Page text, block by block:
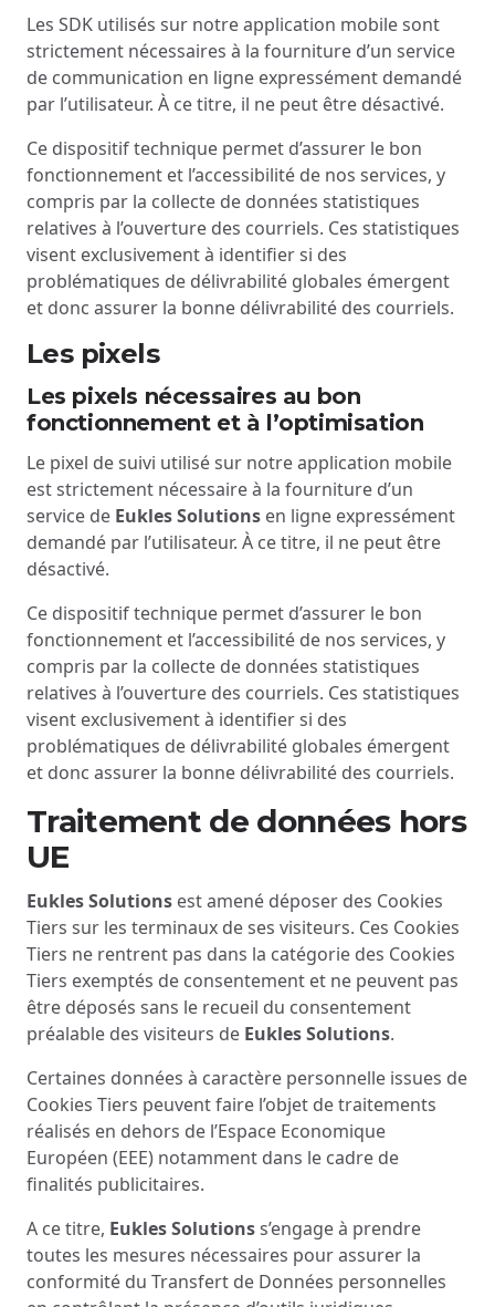
Les SDK utilisés sur notre application mobile sont
strictement nécessaires à la fourniture d’un service
de communication en ligne expressément demandé
par l’utilisateur. À ce titre, il ne peut être désactivé.
Ce dispositif technique permet d’assurer le bon
fonctionnement et l’accessibilité de nos services, y
compris par la collecte de données statistiques
relatives à l’ouverture des courriels. Ces statistiques
visent exclusivement à identifier si des
problématiques de délivrabilité globales émergent
et donc assurer la bonne délivrabilité des courriels.
Les pixels
Les pixels nécessaires au bon
fonctionnement et à l’optimisation
Le pixel de suivi utilisé sur notre application mobile
est strictement nécessaire à la fourniture d’un
service de Eukles Solutions en ligne expressément
demandé par l’utilisateur. À ce titre, il ne peut être
désactivé.
Ce dispositif technique permet d’assurer le bon
fonctionnement et l’accessibilité de nos services, y
compris par la collecte de données statistiques
relatives à l’ouverture des courriels. Ces statistiques
visent exclusivement à identifier si des
problématiques de délivrabilité globales émergent
et donc assurer la bonne délivrabilité des courriels.
Traitement de données hors
UE
Eukles Solutions est amené déposer des Cookies
Tiers sur les terminaux de ses visiteurs. Ces Cookies
Tiers ne rentrent pas dans la catégorie des Cookies
Tiers exemptés de consentement et ne peuvent pas
être déposés sans le recueil du consentement
préalable des visiteurs de Eukles Solutions.
Certaines données à caractère personnelle issues de
Cookies Tiers peuvent faire l’objet de traitements
réalisés en dehors de l’Espace Economique
Européen (EEE) notamment dans le cadre de
finalités publicitaires.
A ce titre, Eukles Solutionss’engage à prendre
toutes les mesures nécessaires pour assurer la
conformité du Transfert de Données personnelles